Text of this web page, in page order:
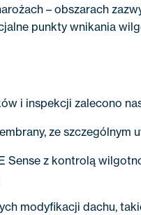
– obszarach
punkty wnikania
i inspekcji zalecono
ze szczególnym
Sense z kontrolą
modyfikacji dachu,